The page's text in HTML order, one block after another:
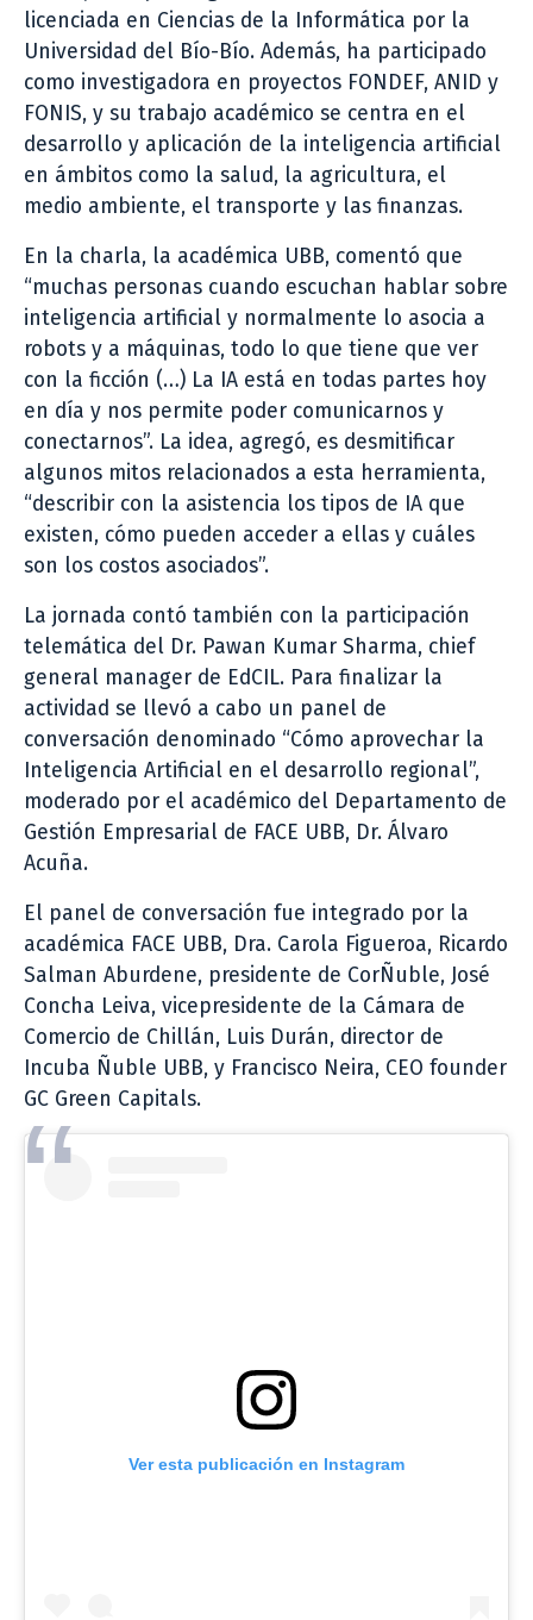
licenciada en Ciencias de la Informática por la
Universidad del Bío-Bío. Además, ha participado
como investigadora en proyectos FONDEF, ANID y
FONIS, y su trabajo académico se centra en el
desarrollo y aplicación de la inteligencia artificial
en ámbitos como la salud, la agricultura, el
medio ambiente, el transporte y las finanzas.
En la charla, la académica UBB, comentó que
“muchas personas cuando escuchan hablar sobre
inteligencia artificial y normalmente lo asocia a
robots y a máquinas, todo lo que tiene que ver
con la ficción (…) La IA está en todas partes hoy
en día y nos permite poder comunicarnos y
conectarnos”. La idea, agregó, es desmitificar
algunos mitos relacionados a esta herramienta,
“describir con la asistencia los tipos de IA que
existen, cómo pueden acceder a ellas y cuáles
son los costos asociados”.
La jornada contó también con la participación
telemática del Dr. Pawan Kumar Sharma, chief
general manager de EdCIL. Para finalizar la
actividad se llevó a cabo un panel de
conversación denominado “Cómo aprovechar la
Inteligencia Artificial en el desarrollo regional”,
moderado por el académico del Departamento de
Gestión Empresarial de FACE UBB, Dr. Álvaro
Acuña.
El panel de conversación fue integrado por la
académica FACE UBB, Dra. Carola Figueroa, Ricardo
Salman Aburdene, presidente de CorÑuble, José
Concha Leiva, vicepresidente de la Cámara de
Comercio de Chillán, Luis Durán, director de
Incuba Ñuble UBB, y Francisco Neira, CEO founder
GC Green Capitals.
Ver esta publicación en Instagram